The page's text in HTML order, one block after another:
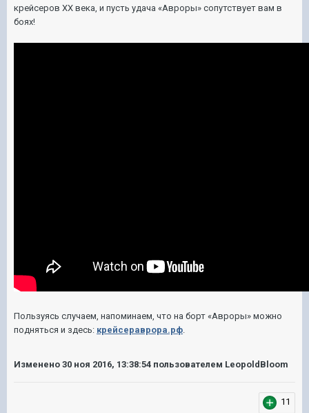
крейсеров XX века, и пусть удача «Авроры» сопутствует вам в
боях!
Пользуясь случаем, напоминаем, что на борт «Авроры» можно
подняться и здесь: крейсераврора.рф.
Изменено 30 ноя 2016, 13:38:54 пользователем LeopoldBloom
11